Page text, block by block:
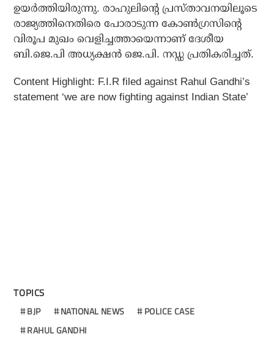
ഉയര്‍ത്തിയിരുന്നു. രാഹുലിന്റെ പ്രസ്താവനയിലൂടെ
രാജ്യത്തിനെതിരെ പോരാടുന്ന കോണ്‍ഗ്രസിന്റെ
വിരൂപ മുഖം വെളിച്ചത്തായെന്നാണ് ദേശീയ
ബി.ജെ.പി അധ്യക്ഷന്‍ ജെ.പി. നഡ്ഡ പ്രതികരിച്ചത്.
Content Highlight: F.I.R filed against Rahul Gandhi’s
statement ‘we are now fighting against Indian State’
TOPICS
BJP NATIONAL NEWS
POLICE CASE
RAHUL GANDHI